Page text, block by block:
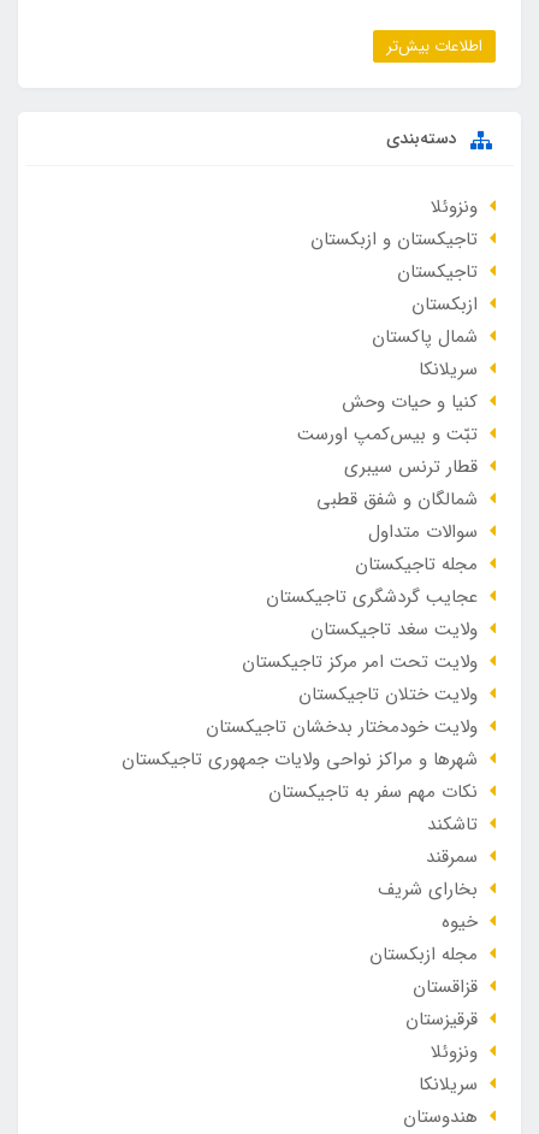
اطلاعات بیش‌تر
دسته‌بندی
ونزوئلا
تاجیکستان و ازبکستان
تاجیکستان
ازبکستان
شمال پاکستان
سریلانکا
کنیا و حیات وحش
تبّت و بیس‌کمپ اورست
قطار ترنس سیبری
شمالگان و شفق قطبی
سوالات متداول
مجله تاجیکستان
عجایب گردشگری تاجیکستان
ولایت سغد تاجیکستان
ولایت تحت امر مرکز تاجیکستان
ولایت ختلان تاجیکستان
ولایت خودمختار بدخشان تاجیکستان
شهرها و مراکز نواحی ولایات جمهوری تاجیکستان
نکات مهم سفر به تاجیکستان
تاشکند
سمرقند
بخارای شریف
خیوه
مجله ازبکستان
قزاقستان
قرقیزستان
ونزوئلا
سریلانکا
هندوستان